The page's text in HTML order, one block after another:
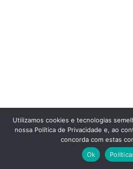
Utilizamos cookies e tecnologias
nossa Política de Privacidade e, ao
concorda com estas
Ok